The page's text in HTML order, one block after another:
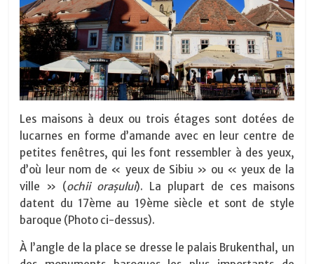
Les maisons à deux ou trois étages sont dotées de
lucarnes en forme d’amande avec en leur centre de
petites fenêtres, qui les font ressembler à des yeux,
d’où leur nom de « yeux de Sibiu » ou « yeux de la
ville » (ochii orașului). La plupart de ces maisons
datent du 17ème au 19ème siècle et sont de style
baroque (Photo ci-dessus).
À l’angle de la place se dresse le palais Brukenthal, un